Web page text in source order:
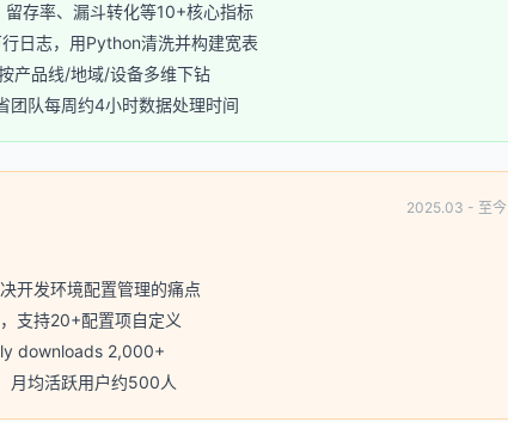
存率、漏斗转化等10+核心指标
日志，用Python清洗并构建宽表
产品线/地域/设备多维下钻
团队每周约4小时数据处理时间
2025.03 - 至今
开发环境配置管理的痛点
支持20+配置项自定义
downloads 2,000+
月均活跃用户约500人